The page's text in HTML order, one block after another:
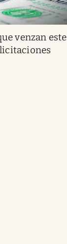
venzan este